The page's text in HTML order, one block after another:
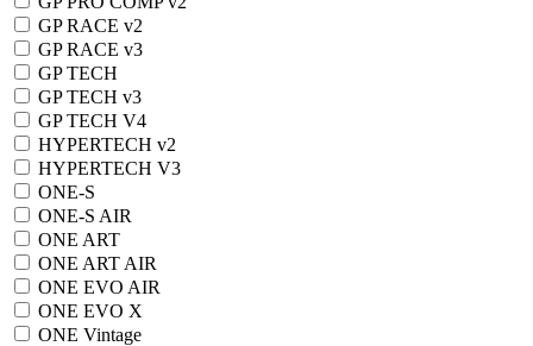
GP RACE v2
GP RACE v3
GP TECH
GP TECH v3
GP TECH V4
HYPERTECH v2
HYPERTECH V3
ONE-S
ONE-S AIR
ONE ART
ONE ART AIR
ONE EVO AIR
ONE EVO X
ONE Vintage